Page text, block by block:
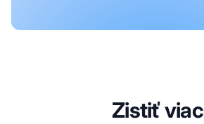
Zistiť viac